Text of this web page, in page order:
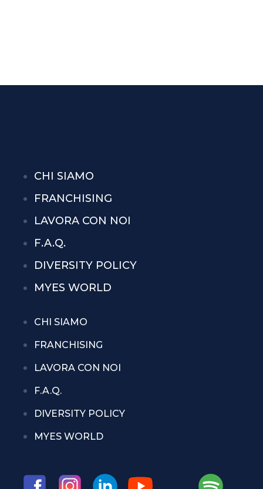
CHI SIAMO
FRANCHISING
LAVORA CON NOI
F.A.Q.
DIVERSITY POLICY
MYES WORLD
CHI SIAMO
FRANCHISING
LAVORA CON NOI
F.A.Q.
DIVERSITY POLICY
MYES WORLD